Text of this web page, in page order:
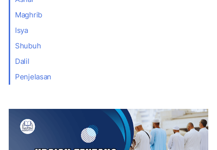
Maghrib
Isya
Shubuh
Dalil
Penjelasan